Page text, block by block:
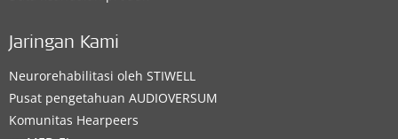
Jaringan Kami
Neurorehabilitasi oleh STIWELL
Pusat pengetahuan AUDIOVERSUM
Komunitas Hearpeers